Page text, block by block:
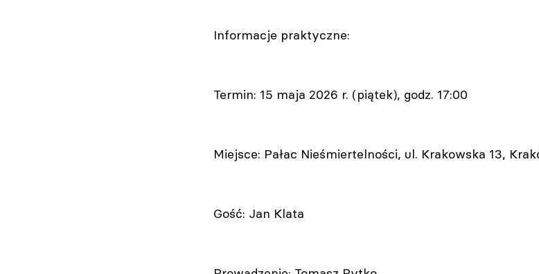
Informacje praktyczne:
Termin: 15 maja 2026 r. (piątek), godz. 17:00
Miejsce: Pałac Nieśmiertelności, ul. Krakowska 13,
Gość: Jan Klata